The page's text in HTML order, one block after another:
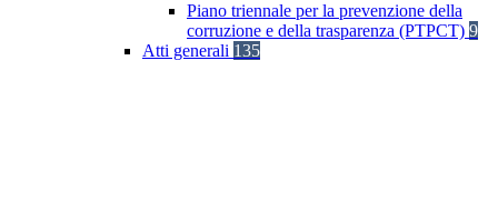
Piano triennale per la prevenzione della
corruzione e della trasparenza (PTPCT) 9
Atti generali 135